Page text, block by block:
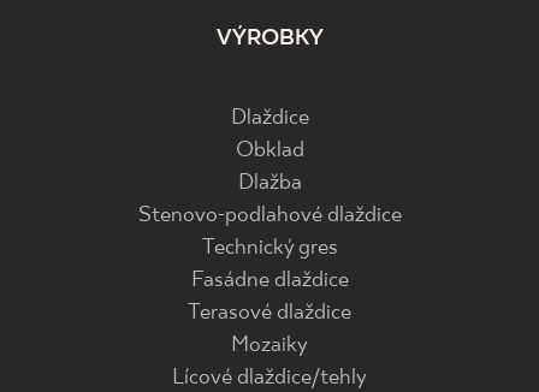
VÝROBKY
Dlaždice
Obklad
Dlažba
Stenovo-podlahové dlaždice
Technický gres
Fasádne dlaždice
Terasové dlaždice
Mozaiky
Lícové dlaždice/tehly